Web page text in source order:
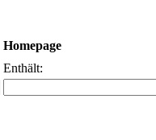
Homepage
Enthält: